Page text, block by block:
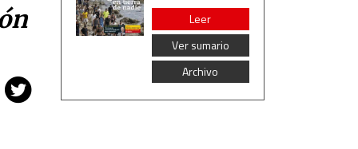
Leer
Ver sumario
Archivo